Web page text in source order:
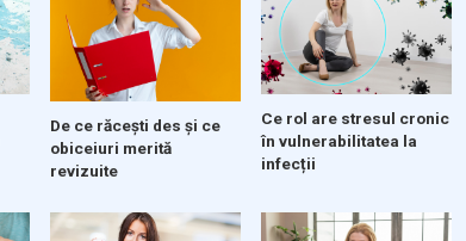
De ce răcești des și ce
obiceiuri merită
revizuite
Ce rol are stresul cronic
în vulnerabilitatea la
infecții